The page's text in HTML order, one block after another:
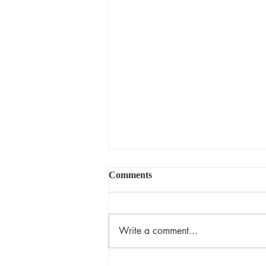
揀選的恩典
Comments
Write a comment...